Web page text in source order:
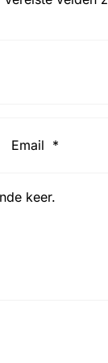
keer.